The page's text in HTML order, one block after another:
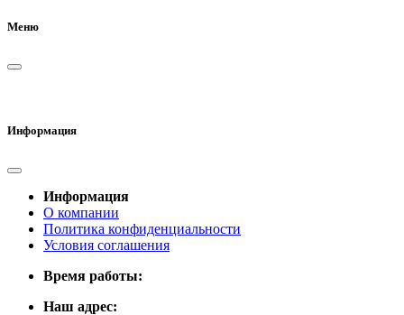
Меню
Информация
Информация
О компании
Политика конфиденциальности
Условия соглашения
Время работы:
Наш адрес: